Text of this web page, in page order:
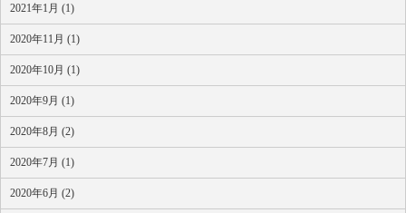
2021年1月 (1)
2020年11月 (1)
2020年10月 (1)
2020年9月 (1)
2020年8月 (2)
2020年7月 (1)
2020年6月 (2)